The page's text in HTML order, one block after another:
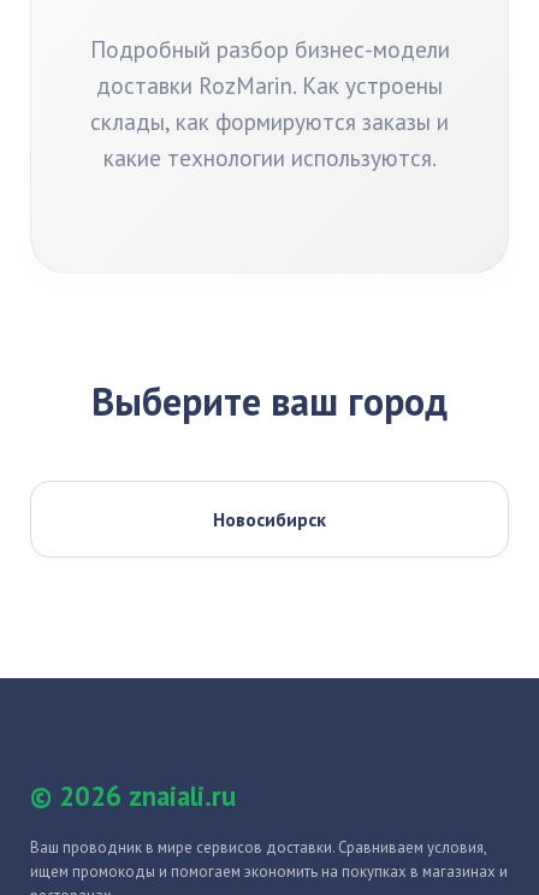
Подробный разбор бизнес-модели
доставки RozMarin. Как устроены
склады, как формируются заказы и
какие технологии используются.
Выберите ваш город
Новосибирск
© 2026 znaiali.ru
Ваш проводник в мире сервисов доставки. Сравниваем условия,
ищем промокоды и помогаем экономить на покупках в магазинах и